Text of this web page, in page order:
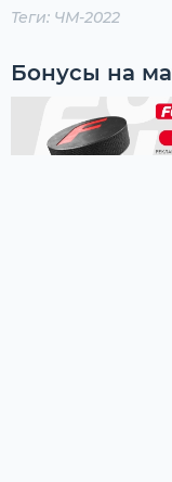
Теги: ЧМ-2022
Бонусы на